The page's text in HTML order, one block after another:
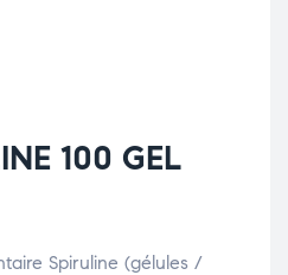
100 GEL
Spiruline (gélules /